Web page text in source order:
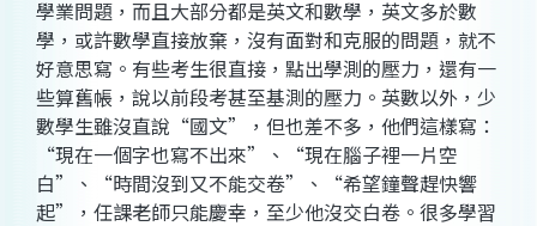
學業問題，而且大部分都是英文和數學，英文多於數
學，或許數學直接放棄，沒有面對和克服的問題，就不
好意思寫。有些考生很直接，點出學測的壓力，還有一
些算舊帳，說以前段考甚至基測的壓力。英數以外，少
數學生雖沒直說“國文”，但也差不多，他們這樣寫：
“現在一個字也寫不出來”、“現在腦子裡一片空
白”、“時間沒到又不能交卷”、“希望鐘聲趕快響
起”，任課老師只能慶幸，至少他沒交白卷。很多學習